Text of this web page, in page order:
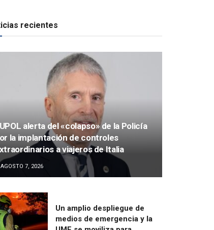
recientes
alerta del «colapso» de la Policía
la implantación de controles
a viajeros de Italia
7, 2026
Un amplio despliegue de
medios de emergencia y la